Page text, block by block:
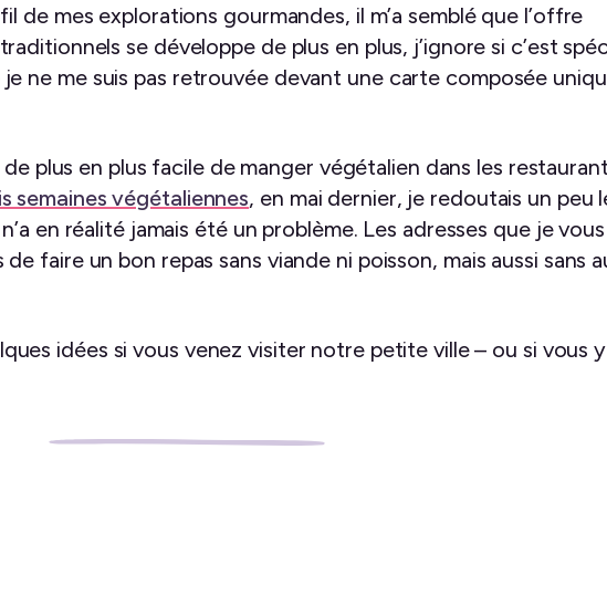
de mes explorations gourmandes, il m’a semblé que l’offre
se développe de plus en plus, j’ignore si c’est
ne me suis pas retrouvée devant une carte composée
de plus en plus facile de manger végétalien dans les
semaines végétaliennes, en mai dernier, je redoutais un peu
en réalité jamais été un problème. Les adresses que je
faire un bon repas sans viande ni poisson, mais aussi sans
idées si vous venez visiter notre petite ville – ou si vous